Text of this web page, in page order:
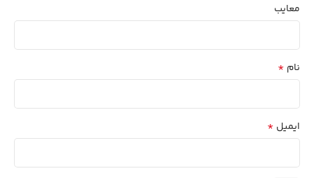
معایب
نام *
ایمیل *